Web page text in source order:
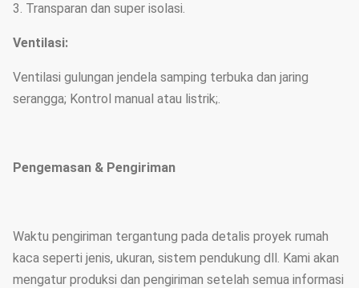
3. Transparan dan super isolasi.
Ventilasi:
Ventilasi gulungan jendela samping terbuka dan jaring
serangga; Kontrol manual atau listrik;.
Pengemasan & Pengiriman
Waktu pengiriman tergantung pada detalis proyek rumah
kaca seperti jenis, ukuran, sistem pendukung dll. Kami akan
mengatur produksi dan pengiriman setelah semua informasi